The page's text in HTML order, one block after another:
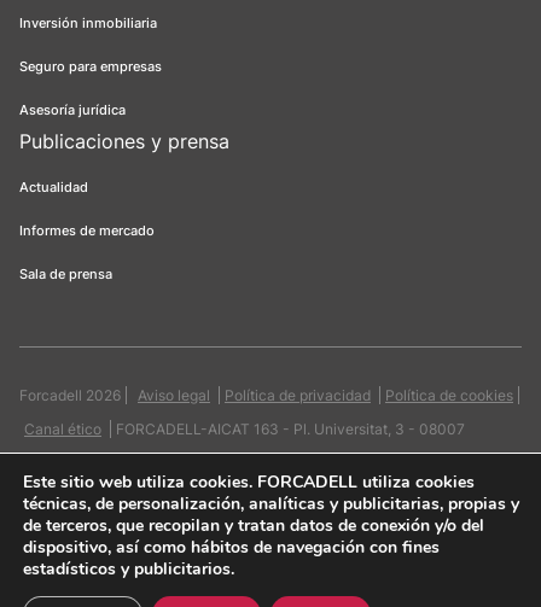
Inversión inmobiliaria
Seguro para empresas
Asesoría jurídica
Publicaciones y prensa
Actualidad
Informes de mercado
Sala de prensa
Forcadell 2026 Aviso legal Política de privacidad
Política de cookies
Canal ético
FORCADELL-AICAT 163 - Pl. Universitat, 3 - 08007
Quiero contactar
Este sitio web utiliza cookies. FORCADELL utiliza cookies
técnicas, de personalización, analíticas y publicitarias, propias y
de terceros, que recopilan y tratan datos de conexión y/o del
dispositivo, así como hábitos de navegación con fines
estadísticos y publicitarios.